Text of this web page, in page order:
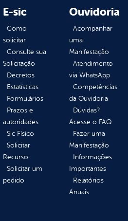
E-sic
Como
solicitar
Consulte sua
Solicitação
Decretos
Estatísticas
Formulários
Prazos e
autoridades
Sic Físico
Solicitar
Recurso
Solicitar um
pedido
Ouvidoria
Acompanhar
uma
Manifestação
Atendimento
via WhatsApp
Competências
da Ouvidoria
Dúvidas?
Acesse o FAQ
Fazer uma
Manifestação
Informações
Importantes
Relatórios
Anuais